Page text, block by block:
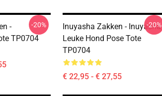
-
TP0704
-20%
Inuyasha Zakken - Inuyasha
Leuke Hond Pose Tote
TP0704
€ 22,95 - € 27,55
-20%